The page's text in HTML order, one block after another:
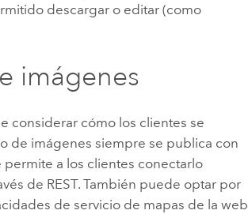
descargar o editar (como
imágenes
considerar cómo los clientes se
de imágenes siempre se publica con
a los clientes conectarlo
de REST. También puede optar por
de servicio de mapas de la web